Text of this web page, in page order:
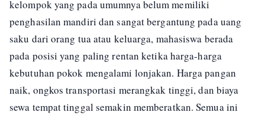
kelompok yang pada umumnya belum memiliki
penghasilan mandiri dan sangat bergantung pada uang
saku dari orang tua atau keluarga, mahasiswa berada
pada posisi yang paling rentan ketika harga-harga
kebutuhan pokok mengalami lonjakan. Harga pangan
naik, ongkos transportasi merangkak tinggi, dan biaya
sewa tempat tinggal semakin memberatkan. Semua ini